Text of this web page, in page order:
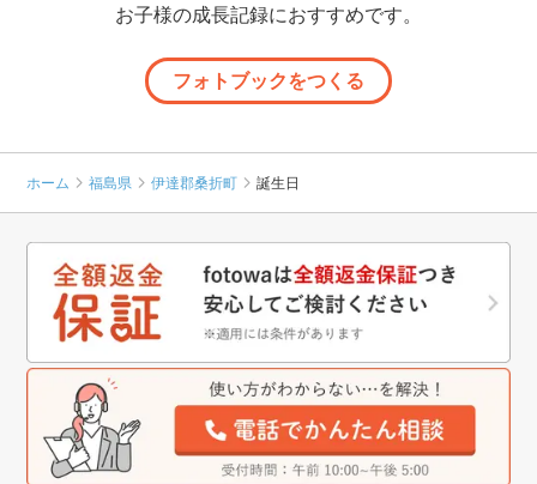
お子様の成長記録におすすめです。
フォトブックをつくる
ホーム 福島県 伊達郡桑折町 誕生日